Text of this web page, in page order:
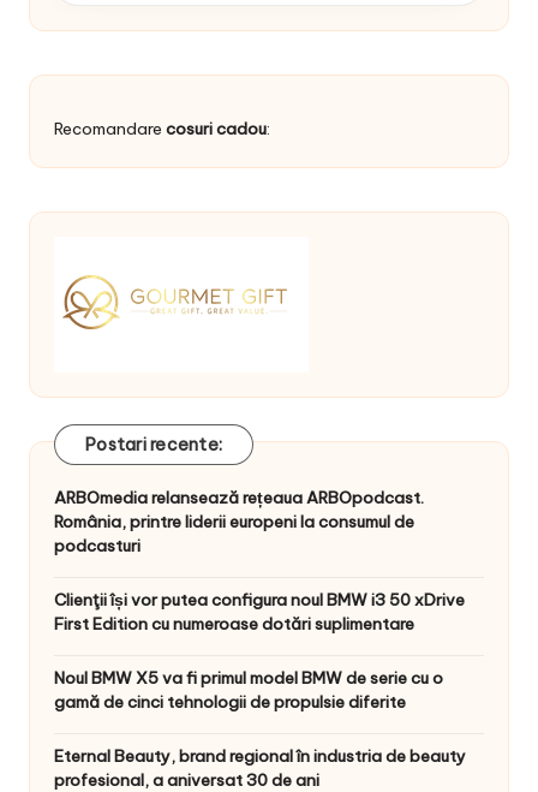
Recomandare cosuri cadou:
Postari recente:
ARBOmedia relansează rețeaua ARBOpodcast.
România, printre liderii europeni la consumul de
podcasturi
Clienţii își vor putea configura noul BMW i3 50 xDrive
First Edition cu numeroase dotări suplimentare
Noul BMW X5 va fi primul model BMW de serie cu o
gamă de cinci tehnologii de propulsie diferite
Eternal Beauty, brand regional în industria de beauty
profesional, a aniversat 30 de ani